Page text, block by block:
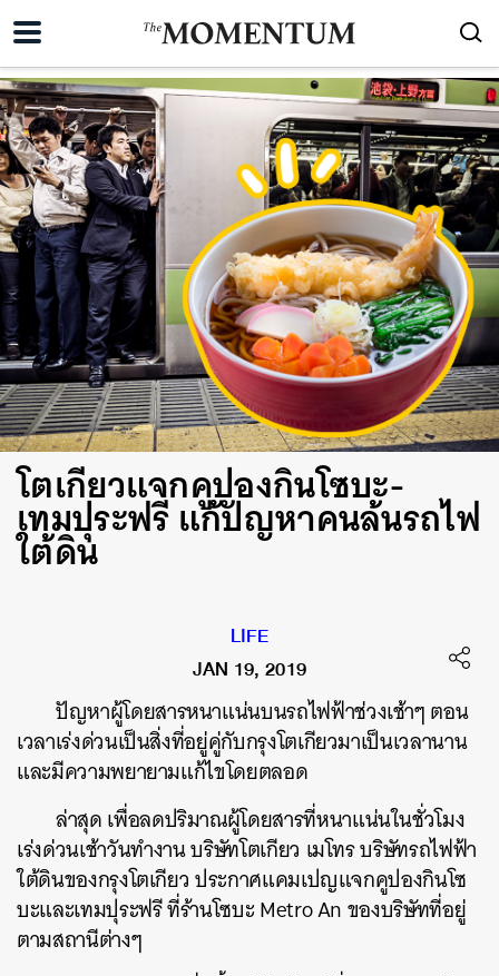
โตเกียวแจกคูปองกินโซบะ-
เทมปุระฟรี แก้ปัญหาคนล้นรถไฟ
ใต้ดิน
LIFE
JAN 19, 2019
ปัญหาผู้โดยสารหนาแน่นบนรถไฟฟ้าช่วงเช้าๆ ตอน
เวลาเร่งด่วนเป็นสิ่งที่อยู่คู่กับกรุงโตเกียวมาเป็นเวลานาน
และมีความพยายามแก้ไขโดยตลอด
ล่าสุด เพื่อลดปริมาณผู้โดยสารที่หนาแน่นในชั่วโมง
เร่งด่วนเช้าวันทำงาน บริษัทโตเกียว เมโทร บริษัทรถไฟฟ้า
ใต้ดินของกรุงโตเกียว ประกาศแคมเปญแจกคูปองกินโซ
บะและเทมปุระฟรี ที่ร้านโซบะ Metro An ของบริษัทที่อยู่
ตามสถานีต่างๆ